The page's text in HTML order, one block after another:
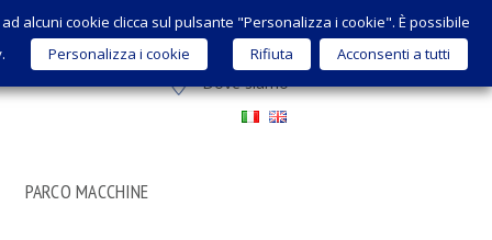
sales@micrometalsrl.com
Dove siamo
PARCO MACCHINE
alcuni cookie clicca sul pulsante "Personalizza i cookie". È possibile
Personalizza i cookie Rifiuta Acconsenti a tutti